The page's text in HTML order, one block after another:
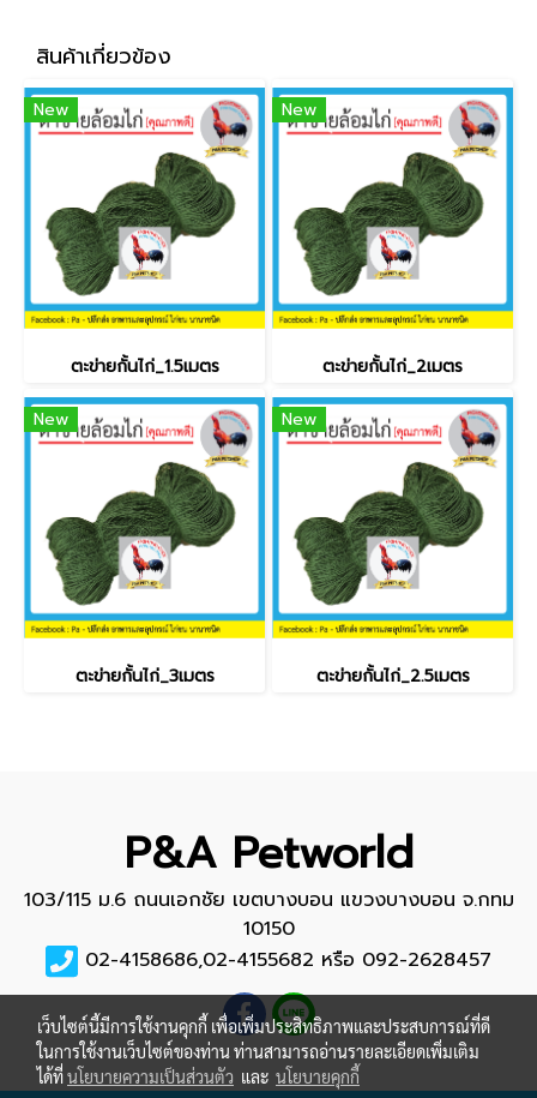
สินค้าเกี่ยวข้อง
New
ตะข่ายกั้นไก่_1.5เมตร
New
ตะข่ายกั้นไก่_2เมตร
New
ตะข่ายกั้นไก่_3เมตร
New
ตะข่ายกั้นไก่_2.5เมตร
P&A Petworld
103/115 ม.6 ถนนเอกชัย เขตบางบอน แขวงบางบอน จ.กทม
10150
02-4158686,02-4155682 หรือ 092-2628457
เว็บไซต์นี้มีการใช้งานคุกกี้ เพื่อเพิ่มประสิทธิภาพและประสบการณ์ที่ดี
ในการใช้งานเว็บไซต์ของท่าน ท่านสามารถอ่านรายละเอียดเพิ่มเติม
ได้ที่นโยบายความเป็นส่วนตัว และ นโยบายคุกกี้